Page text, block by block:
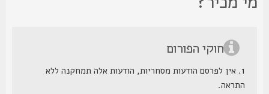
חוקי הפורום
1. אין לפרסם הודעות מסחריות, הודעות אלה תמחקנה ללא
התראה.